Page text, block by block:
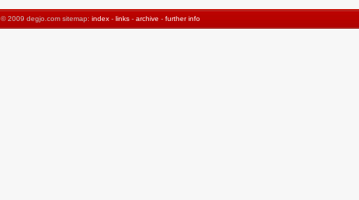
© 2009 degjo.com sitemap: index - links - archive - further info